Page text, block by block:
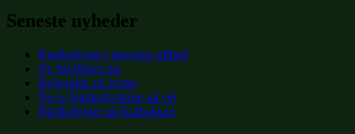
Seneste nyheder
Bjælkehytter i skovens stilhed
De frivilliges tur.
Rejsegilde på hytter
Nu er bjælkehytterne på vej
Bjælkehytter på Katbakken